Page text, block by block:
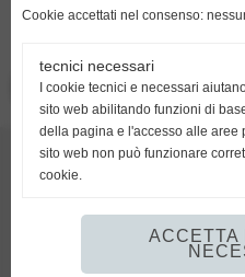
<< PRECEDENTE
AMSports -
Cookie accettati nel consenso:
tecnici necessari
I cookie tecnici e necessari
sito web abilitando funzioni di
della pagina e l'accesso alle aree
sito web non può funzionare
cookie.
ACCETTA